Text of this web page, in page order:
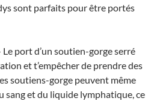
sont parfaits pour être portés
port d’un soutien-gorge serré
et t’empêcher de prendre des
soutiens-gorge peuvent même
sang et du liquide lymphatique, ce